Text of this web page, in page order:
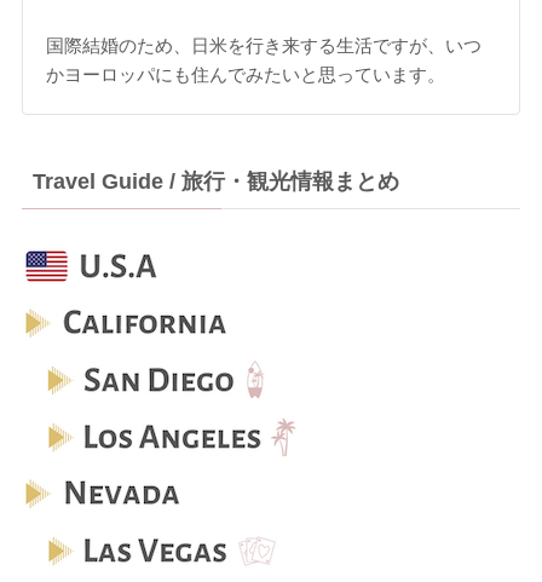
国際結婚のため、日米を行き来する生活ですが、いつ
かヨーロッパにも住んでみたいと思っています。
Travel Guide / 旅行・観光情報まとめ